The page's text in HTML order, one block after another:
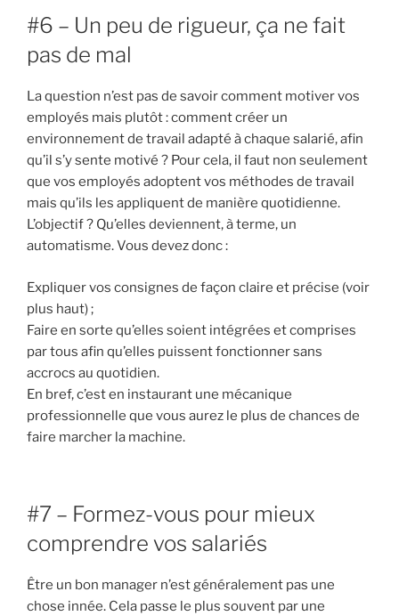
#6 – Un peu de rigueur, ça ne fait
pas de mal
La question n’est pas de savoir comment motiver vos
employés mais plutôt : comment créer un
environnement de travail adapté à chaque salarié, afin
qu’il s’y sente motivé ? Pour cela, il faut non seulement
que vos employés adoptent vos méthodes de travail
mais qu’ils les appliquent de manière quotidienne.
L’objectif ? Qu’elles deviennent, à terme, un
automatisme. Vous devez donc :
Expliquer vos consignes de façon claire et précise (voir
plus haut) ;
Faire en sorte qu’elles soient intégrées et comprises
par tous afin qu’elles puissent fonctionner sans
accrocs au quotidien.
En bref, c’est en instaurant une mécanique
professionnelle que vous aurez le plus de chances de
faire marcher la machine.
#7 – Formez-vous pour mieux
comprendre vos salariés
Être un bon manager n’est généralement pas une
chose innée. Cela passe le plus souvent par une